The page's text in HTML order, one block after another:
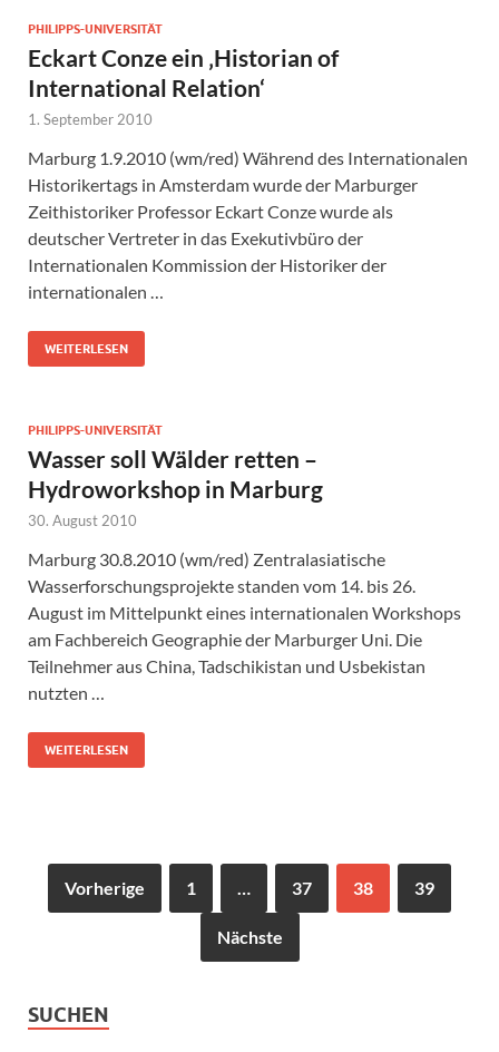
PHILIPPS-UNIVERSITÄT
Eckart Conze ein ‚Historian of
International Relation‘
1. September 2010
Marburg 1.9.2010 (wm/red) Während des Internationalen
Historikertags in Amsterdam wurde der Marburger
Zeithistoriker Professor Eckart Conze wurde als
deutscher Vertreter in das Exekutivbüro der
Internationalen Kommission der Historiker der
internationalen …
WEITERLESEN
PHILIPPS-UNIVERSITÄT
Wasser soll Wälder retten –
Hydroworkshop in Marburg
30. August 2010
Marburg 30.8.2010 (wm/red) Zentralasiatische
Wasserforschungsprojekte standen vom 14. bis 26.
August im Mittelpunkt eines internationalen Workshops
am Fachbereich Geographie der Marburger Uni. Die
Teilnehmer aus China, Tadschikistan und Usbekistan
nutzten …
WEITERLESEN
Vorherige 1 … 37 38 39
Nächste
SUCHEN